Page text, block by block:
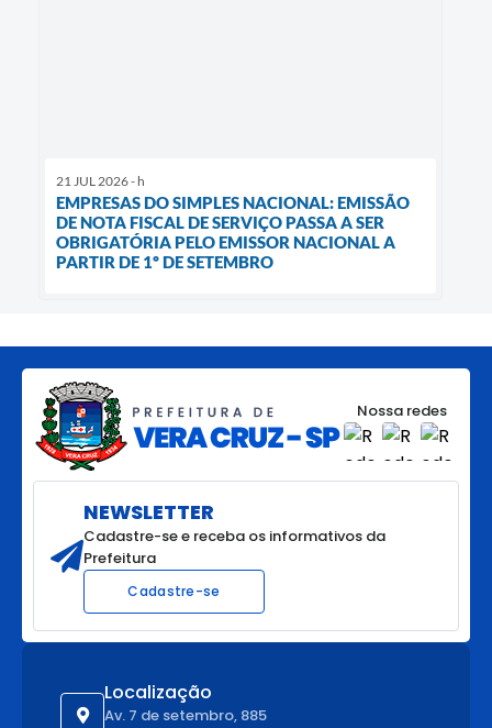
21 JUL 2026 - h
EMPRESAS DO SIMPLES NACIONAL: EMISSÃO
DE NOTA FISCAL DE SERVIÇO PASSA A SER
OBRIGATÓRIA PELO EMISSOR NACIONAL A
PARTIR DE 1º DE SETEMBRO
Localização
Av. 7 de setembro, 885
Nossa redes
NEWSLETTER
Cadastre-se e receba os informativos da
Prefeitura
Cadastre-se